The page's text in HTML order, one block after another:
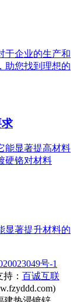
于企业的生产和
助您找到理想的
能显著提高材料
硬铬对材料
显著提升材料的
号-1
： 百诚互联